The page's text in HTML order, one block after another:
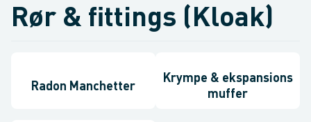
Rør & fittings (Kloak)
Radon Manchetter
Krympe & ekspansions
muffer